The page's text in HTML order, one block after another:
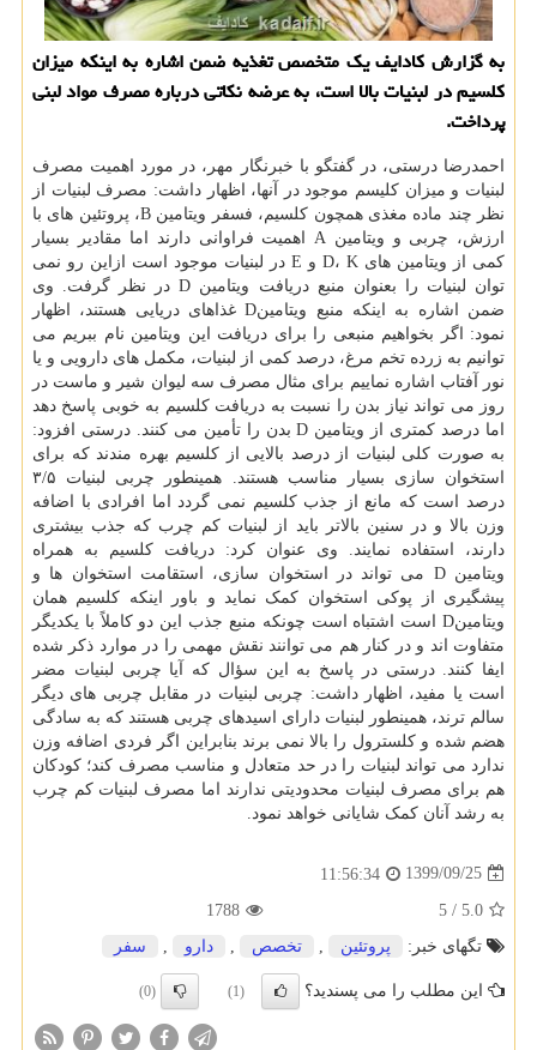
به گزارش کادایف یک متخصص تغذیه ضمن اشاره به اینکه میزان
کلسیم در لبنیات بالا است، به عرضه نکاتی درباره مصرف مواد لبنی
پرداخت.
احمدرضا درستی، در گفتگو با خبرنگار مهر، در مورد اهمیت مصرف
لبنیات و میزان کلیسم موجود در آنها، اظهار داشت: مصرف لبنیات از
نظر چند ماده مغذی همچون کلسیم، فسفر ویتامین B، پروتئین های با
ارزش، چربی و ویتامین A اهمیت فراوانی دارند اما مقادیر بسیار
کمی از ویتامین های D، K و E در لبنیات موجود است ازاین رو نمی
توان لبنیات را بعنوان منبع دریافت ویتامین D در نظر گرفت. وی
ضمن اشاره به اینکه منبع ویتامینD غذاهای دریایی هستند، اظهار
نمود: اگر بخواهیم منبعی را برای دریافت این ویتامین نام ببریم می
توانیم به زرده تخم مرغ، درصد کمی از لبنیات، مکمل های دارویی و یا
نور آفتاب اشاره نماییم برای مثال مصرف سه لیوان شیر و ماست در
روز می تواند نیاز بدن را نسبت به دریافت کلسیم به خوبی پاسخ دهد
اما درصد کمتری از ویتامین D بدن را تأمین می کنند. درستی افزود:
به صورت کلی لبنیات از درصد بالایی از کلسیم بهره مندند که برای
درصد است که مانع از جذب کلسیم نمی گردد اما افرادی با اضافه
وزن بالا و در سنین بالاتر باید از لبنیات کم چرب که جذب بیشتری
دارند، استفاده نمایند. وی عنوان کرد: دریافت کلسیم به همراه
ویتامین D می تواند در استخوان سازی، استقامت استخوان ها و
پیشگیری از پوکی استخوان کمک نماید و باور اینکه کلسیم همان
ویتامینD است اشتباه است چونکه منبع جذب این دو کاملاً با یکدیگر
متفاوت اند و در کنار هم می توانند نقش مهمی را در موارد ذکر شده
ایفا کنند. درستی در پاسخ به این سؤال که آیا چربی لبنیات مضر
است یا مفید، اظهار داشت: چربی لبنیات در مقابل چربی های دیگر
سالم ترند، همینطور لبنیات دارای اسیدهای چربی هستند که به سادگی
هضم شده و کلسترول را بالا نمی برند بنابراین اگر فردی اضافه وزن
ندارد می تواند لبنیات را در حد متعادل و مناسب مصرف کند؛ کودکان
هم برای مصرف لبنیات محدودیتی ندارند اما مصرف لبنیات کم چرب
به رشد آنان کمک شایانی خواهد نمود.
1399/09/25
11:56:34
5.0
/
5
1788
تگهای خبر:
پروتئین تخصص دارو سفر
این مطلب را می پسندید؟ (1)
(0)